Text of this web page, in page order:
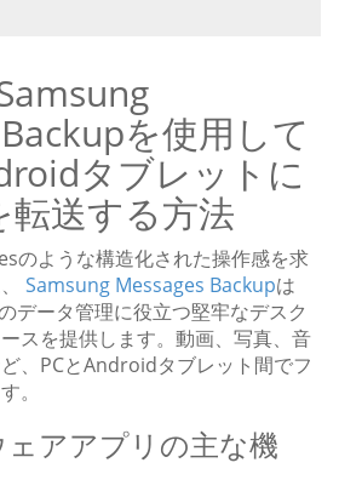
を使用して
タブレットに
転送する方法
のような構造化された操作感を求
Samsung Messages Backupは
データ管理に役立つ堅牢なデスク
スを提供します。動画、写真、音
、PCとAndroidタブレット間でフ
。
アアプリの主な機